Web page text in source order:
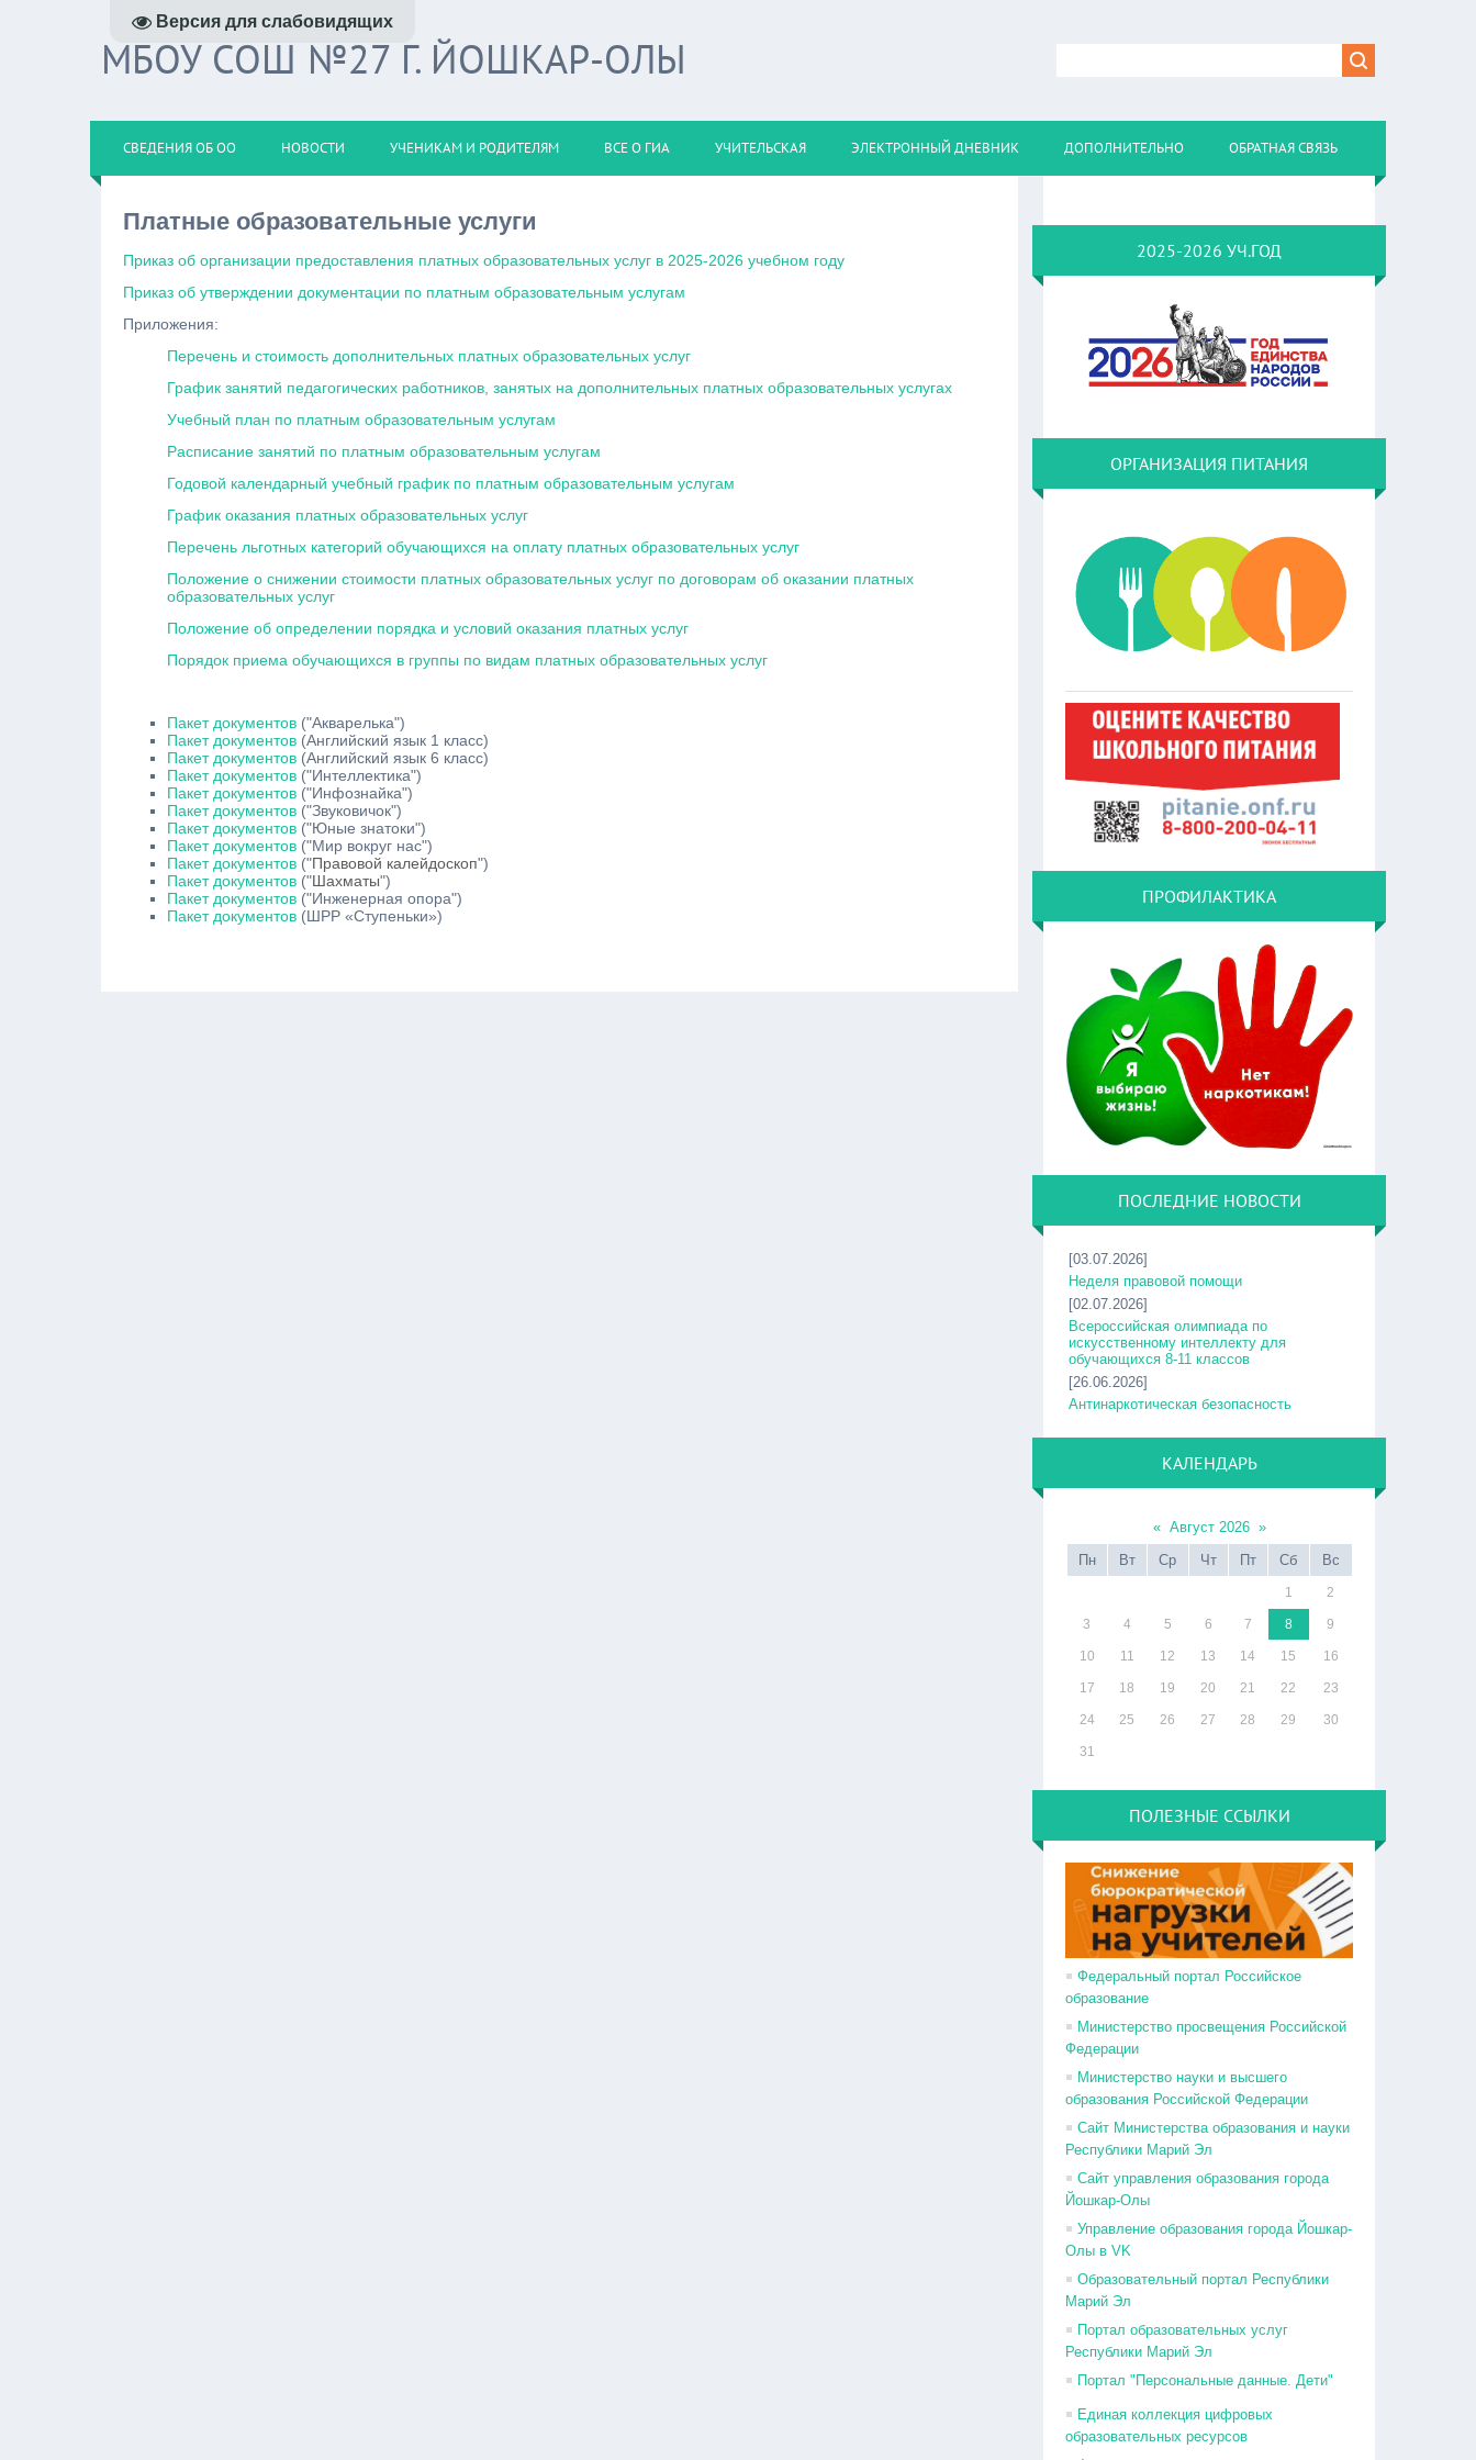
Версия для слабовидящих
МБОУ СОШ №27 Г. ЙОШКАР-ОЛЫ
СВЕДЕНИЯ ОБ ОО НОВОСТИ УЧЕНИКАМ И РОДИТЕЛЯМ ВСЕ О ГИА УЧИТЕЛЬСКАЯ ЭЛЕКТРОННЫЙ ДНЕВНИК ДОПОЛНИТЕЛЬНО ОБРАТНАЯ СВЯЗЬ
Платные образовательные услуги
Приказ об организации предоставления платных образовательных услуг в 2025-2026 учебном году
Приказ об утверждении документации по платным образовательным услугам
Приложения:
Перечень и стоимость дополнительных платных образовательных услуг
График занятий педагогических работников, занятых на дополнительных платных образовательных услугах
Учебный план по платным образовательным услугам
Расписание занятий по платным образовательным услугам
Годовой календарный учебный график по платным образовательным услугам
График оказания платных образовательных услуг
Перечень льготных категорий обучающихся на оплату платных образовательных услуг
Положение о снижении стоимости платных образовательных услуг по договорам об оказании платных
образовательных услуг
Положение об определении порядка и условий оказания платных услуг
Порядок приема обучающихся в группы по видам платных образовательных услуг
Пакет документов ("Акварелька")
Пакет документов (Английский язык 1 класс)
Пакет документов (Английский язык 6 класс)
Пакет документов ("Интеллектика")
Пакет документов ("Инфознайка")
Пакет документов ("Звуковичок")
Пакет документов ("Юные знатоки")
Пакет документов ("Мир вокруг нас")
Пакет документов ("Правовой калейдоскоп")
Пакет документов ("Шахматы")
Пакет документов ("Инженерная опора")
Пакет документов (ШРР «Ступеньки»)
2025-2026 УЧ.ГОД
ОРГАНИЗАЦИЯ ПИТАНИЯ
ПРОФИЛАКТИКА
ПОСЛЕДНИЕ НОВОСТИ
[03.07.2026]
Неделя правовой помощи
[02.07.2026]
Всероссийская олимпиада по
искусственному интеллекту для
обучающихся 8-11 классов
[26.06.2026]
Антинаркотическая безопасность
КАЛЕНДАРЬ
« Август 2026 »
Пн
Вт Ср Чт Пт Сб Вс
1 2
3 4 5 6 7 8 9
10 11 12 13 14 15 16
17 18 19 20 21 22 23
24 25 26 27 28 29 30
31
ПОЛЕЗНЫЕ ССЫЛКИ
Федеральный портал Российское
образование
Министерство просвещения Российской
Федерации
Министерство науки и высшего
образования Российской Федерации
Сайт Министерства образования и науки
Республики Марий Эл
Сайт управления образования города
Йошкар-Олы
Управление образования города Йошкар-
Олы в VK
Образовательный портал Республики
Марий Эл
Портал образовательных услуг
Республики Марий Эл
Портал "Персональные данные. Дети"
Единая коллекция цифровых
образовательных ресурсов